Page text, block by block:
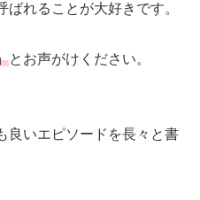
ばれることが大好きです。
とお声がけください。
良いエピソードを長々と書